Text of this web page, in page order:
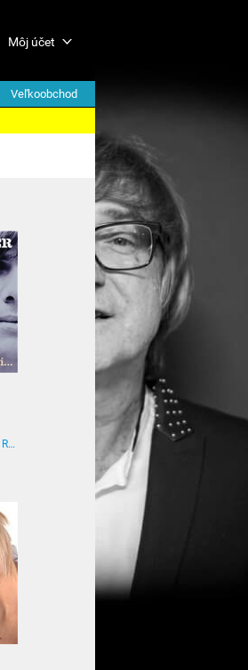
Môj účet
Veľkoobchod
Jiří Schelinger, František Ringo Čech